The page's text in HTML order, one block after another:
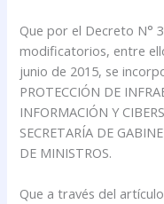
Que por el Decreto N°
modificatorios, entre
junio de 2015, se
PROTECCIÓN DE
INFORMACIÓN Y
SECRETARÍA DE
DE MINISTROS.
Que a través del